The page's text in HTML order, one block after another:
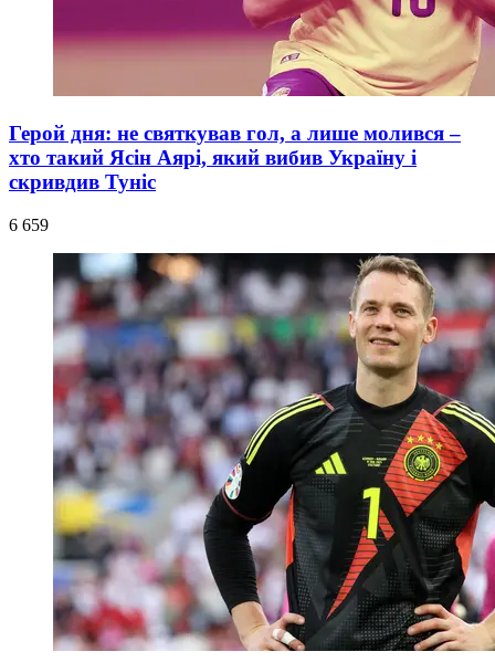
Герой дня: не святкував гол, а лише молився –
хто такий Ясін Аярі, який вибив Україну і
скривдив Туніс
6 659